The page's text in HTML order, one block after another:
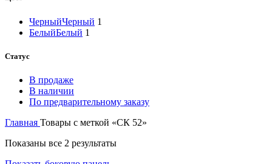
ЧерныйЧерный 1
БелыйБелый 1
Статус
В продаже
В наличии
По предварительному заказу
Главная Товары с меткой «СК 52»
Показаны все 2 результатыСортировка: